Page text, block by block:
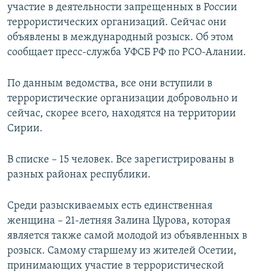
Все сайты РСЕ/РС
участие в деятельности запрещенных в России
террористических организаций. Сейчас они
объявлены в международный розыск. Об этом
сообщает пресс-служба УФСБ РФ по РСО-Алании.
По данным ведомства, все они вступили в
террористические организации добровольно и
сейчас, скорее всего, находятся на территории
Сирии.
В списке – 15 человек. Все зарегистрированы в
разных районах республики.
Среди разыскиваемых есть единственная
женщина – 21-летняя Залина Цурова, которая
является также самой молодой из объявленных в
розыск. Самому старшему из жителей Осетии,
принимающих участие в террористической